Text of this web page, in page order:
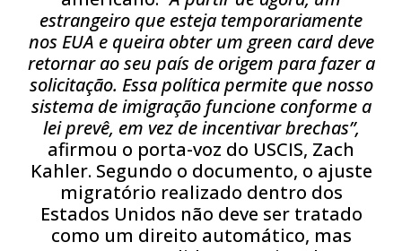
estrangeiro que esteja temporariamente
nos EUA e queira obter um green card deve
retornar ao seu país de origem para fazer a
solicitação. Essa política permite que nosso
sistema de imigração funcione conforme a
lei prevê, em vez de incentivar brechas”,
afirmou o porta-voz do USCIS, Zach
Kahler. Segundo o documento, o ajuste
migratório realizado dentro dos
Estados Unidos não deve ser tratado
como um direito automático, mas